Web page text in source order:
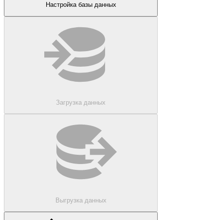
Настройка базы данных
Загрузка данных
Выгрузка данных